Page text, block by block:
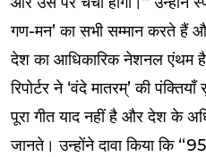
गण-मन’ का सभी सम्मान करते हैं
देश का आधिकारिक नेशनल एंथम
रिपोर्टर ने ‘वंदे मातरम्’ की
पूरा गीत याद नहीं है और देश के
जानते। उन्होंने दावा किया कि